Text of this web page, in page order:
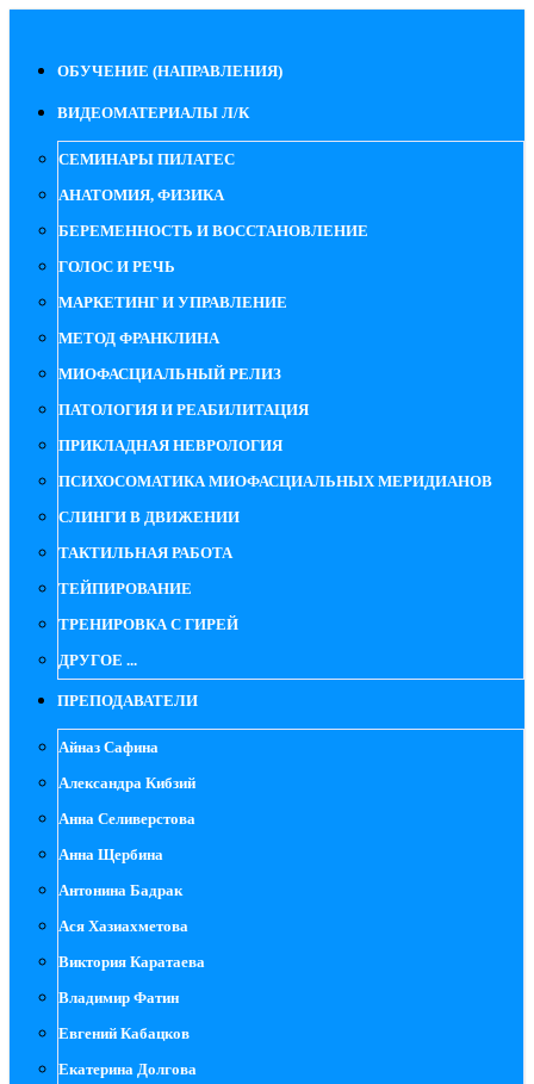
ОБУЧЕНИЕ (НАПРАВЛЕНИЯ)
ВИДЕОМАТЕРИАЛЫ Л/К
СЕМИНАРЫ ПИЛАТЕС
АНАТОМИЯ, ФИЗИКА
БЕРЕМЕННОСТЬ И ВОССТАНОВЛЕНИЕ
ГОЛОС И РЕЧЬ
МАРКЕТИНГ И УПРАВЛЕНИЕ
МЕТОД ФРАНКЛИНА
МИОФАСЦИАЛЬНЫЙ РЕЛИЗ
ПАТОЛОГИЯ И РЕАБИЛИТАЦИЯ
ПРИКЛАДНАЯ НЕВРОЛОГИЯ
ПСИХОСОМАТИКА МИОФАСЦИАЛЬНЫХ МЕРИДИАНОВ
СЛИНГИ В ДВИЖЕНИИ
ТАКТИЛЬНАЯ РАБОТА
ТЕЙПИРОВАНИЕ
ТРЕНИРОВКА С ГИРЕЙ
ДРУГОЕ ...
ПРЕПОДАВАТЕЛИ
Айназ Сафина
Александра Кибзий
Анна Селиверстова
Анна Щербина
Антонина Бадрак
Ася Хазиахметова
Виктория Каратаева
Владимир Фатин
Евгений Кабацков
Екатерина Долгова